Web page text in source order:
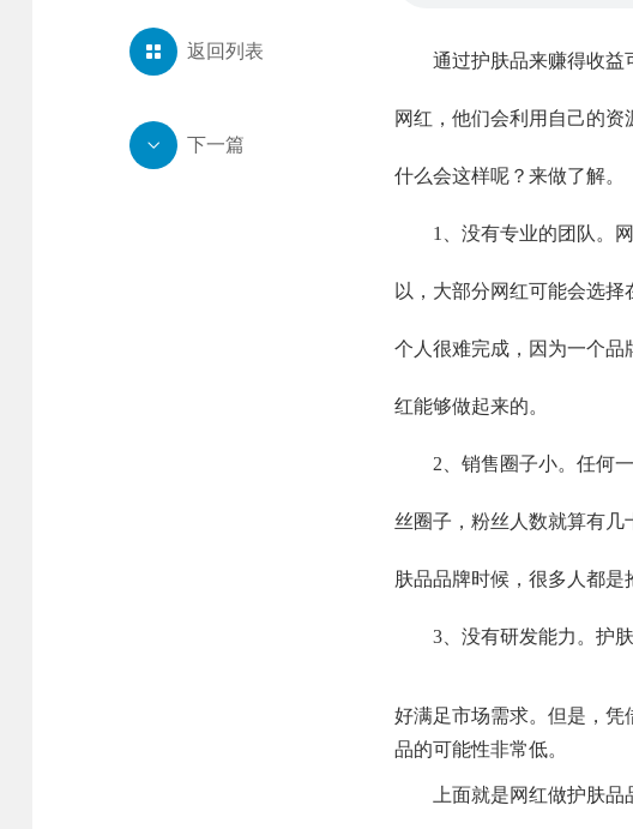
核心优势
 返回列表
 下一篇
通过护肤品来赚得收益可
网红，他们会利用自己的
什么会这样呢？来做了解。
1、没有专业的团队。网
以，大部分网红可能会选
个人很难完成，因为一个品
红能够做起来的。
2、销售圈子小。任何一
丝圈子，粉丝人数就算有
肤品品牌时候，很多人都是
3、没有研发能力。护肤
好满足市场需求。但是，
品的可能性非常低。
上面就是网红做护肤品品